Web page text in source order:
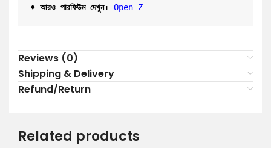
♦ আরও পারফিউম দেখুন:
Open Z
Reviews (0)
Shipping & Delivery
Refund/Return
Related products